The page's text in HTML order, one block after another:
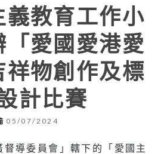
義教育工作小
愛國愛港愛
物創作及標
計比賽
05/07/2024
督導委員會」轄下的「愛國主